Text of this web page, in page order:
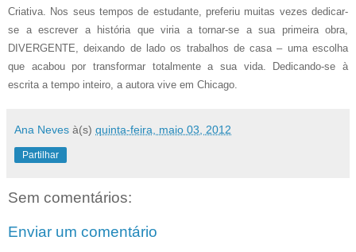
Criativa. Nos seus tempos de estudante, preferiu muitas vezes dedicar-
se a escrever a história que viria a tornar-se a sua primeira obra,
DIVERGENTE, deixando de lado os trabalhos de casa – uma escolha
que acabou por transformar totalmente a sua vida. Dedicando-se à
escrita a tempo inteiro, a autora vive em Chicago.
Ana Neves à(s) quinta-feira, maio 03, 2012
Partilhar
Sem comentários:
Enviar um comentário